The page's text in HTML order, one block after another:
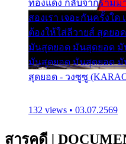
ทองแดง กลับจากรามม
สองเรา เจอะกันครั้งใด
ต้องให้ใส่ลีวายส์ สุดย
มันสุดยอด มันสุดยอด
มันสุดยอด มันสุดยอด
สุดยอด - วงซูซู
132 views • 03.07.2569
สารคดี |